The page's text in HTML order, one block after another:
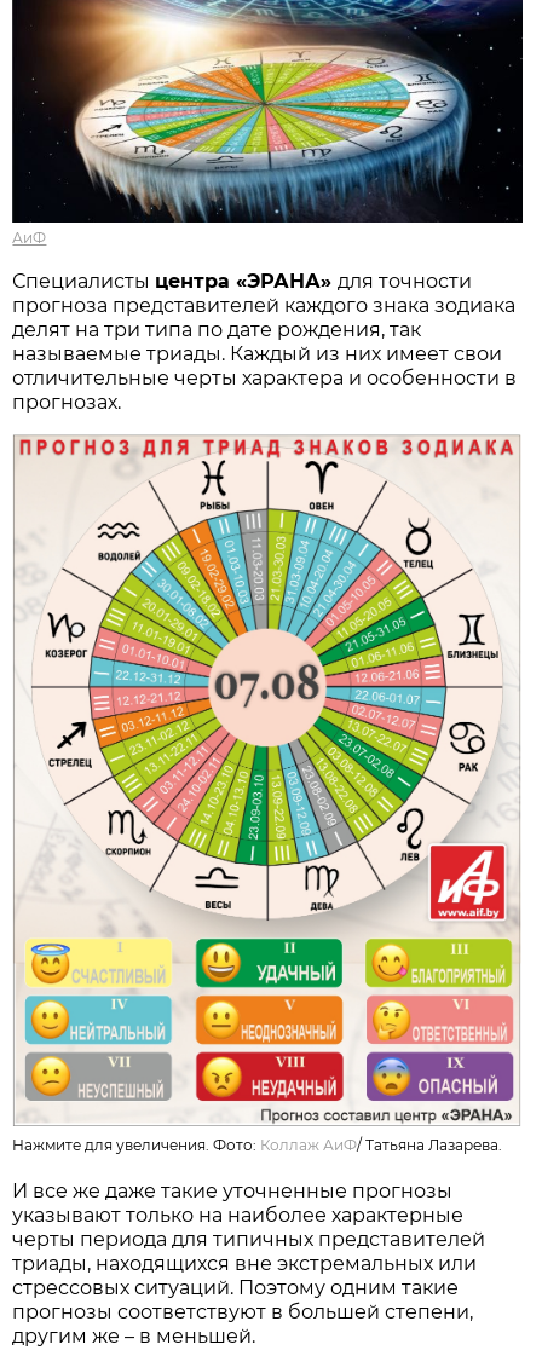
АиФ
Специалисты центра «ЭРАНА»для точности
прогноза представителей каждого знака зодиака
делят на три типа по дате рождения, так
называемые триады. Каждый из них имеет свои
отличительные черты характера и особенности в
прогнозах.
Нажмите для увеличения. Фото: Коллаж АиФ/Татьяна Лазарева.
И все же даже такие уточненные прогнозы
указывают только на наиболее характерные
черты периода для типичных представителей
триады, находящихся вне экстремальных или
стрессовых ситуаций. Поэтому одним такие
прогнозы соответствуют в большей степени,
другим же – в меньшей.